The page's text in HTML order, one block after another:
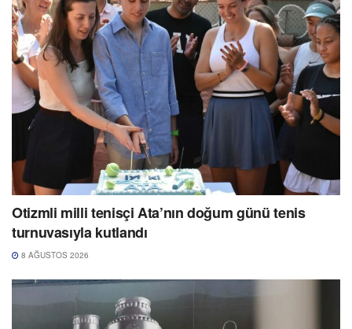
Otizmli milli tenisçi Ata’nın doğum günü tenis
turnuvasıyla kutlandı
8 AĞUSTOS 2026